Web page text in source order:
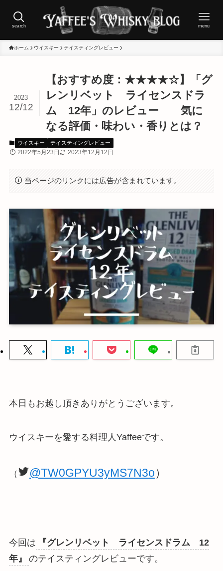
search menu
ホーム ウイスキー テイスティングレビュー
【おすすめ度：★★★★☆】「グ
レンリベット ライセンスドラ
ム 12年」のレビュー 気に
なる評価・味わい・香りとは？
2023
12/12
ウイスキー テイスティングレビュー
2022年5月23日 2023年12月12日
当ページのリンクには広告が含まれています。
本日もお越し頂きありがとうございます。
ウイスキーを愛する料理人Yaffeeです。
（ @TW0GPYU3yMS7N3o）
今回は
『グレンリベット ライセンスドラム 12
年』
のテイスティングレビューです。